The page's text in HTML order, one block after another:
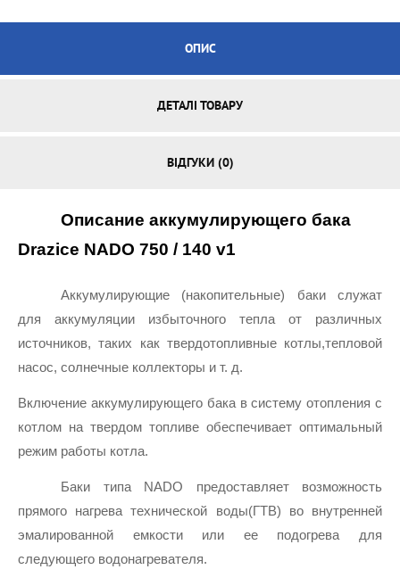
ОПИС
ДЕТАЛІ ТОВАРУ
ВІДГУКИ (0)
Описание аккумулирующего бака
Drazice NADO 750 / 140 v1
Аккумулирующие (накопительные) баки служат
для аккумуляции избыточного тепла от различных
источников, таких как твердотопливные котлы,тепловой
насос, солнечные коллекторы и т. д.
Включение аккумулирующего бака в систему отопления с
котлом на твердом топливе обеспечивает оптимальный
режим работы котла.
Баки типа NADO предоставляет возможность
прямого нагрева технической воды(ГТВ) во внутренней
эмалированной емкости или ее подогрева для
следующего водонагревателя.